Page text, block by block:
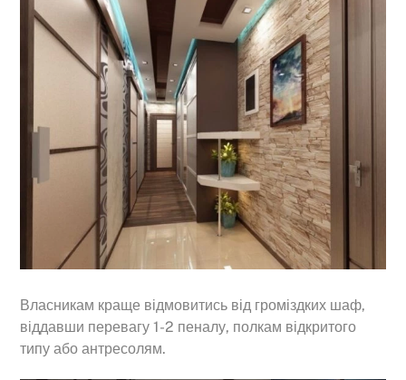
Власникам краще відмовитись від громіздких шаф,
віддавши перевагу 1-2 пеналу, полкам відкритого
типу або антресолям.